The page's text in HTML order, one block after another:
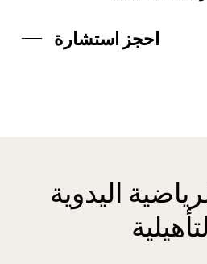
احجز استشارة
اليدوية